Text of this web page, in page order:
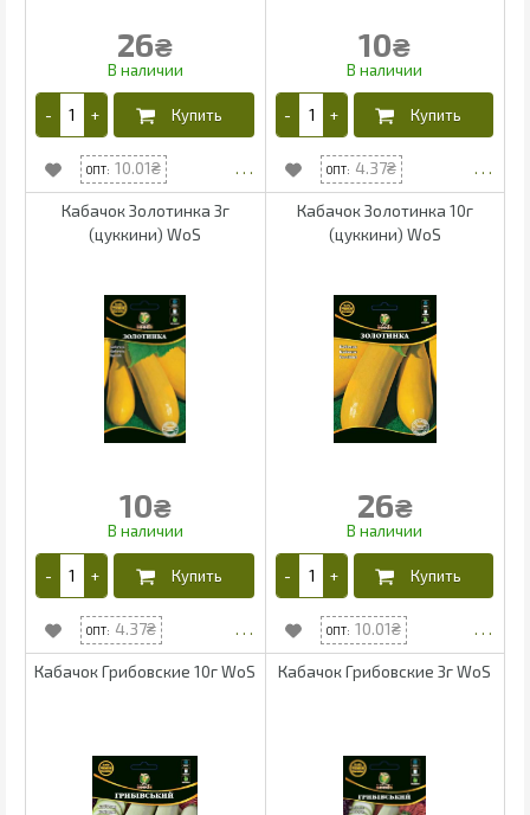
26₴
10.01
10₴
4.37
Кабачок Золотинка 3г
(цуккини) WoS
10₴
4.37
Кабачок Золотинка 10г
(цуккини) WoS
26₴
10.01
Кабачок Грибовские 10г WoS Кабачок Грибовские 3г WoS